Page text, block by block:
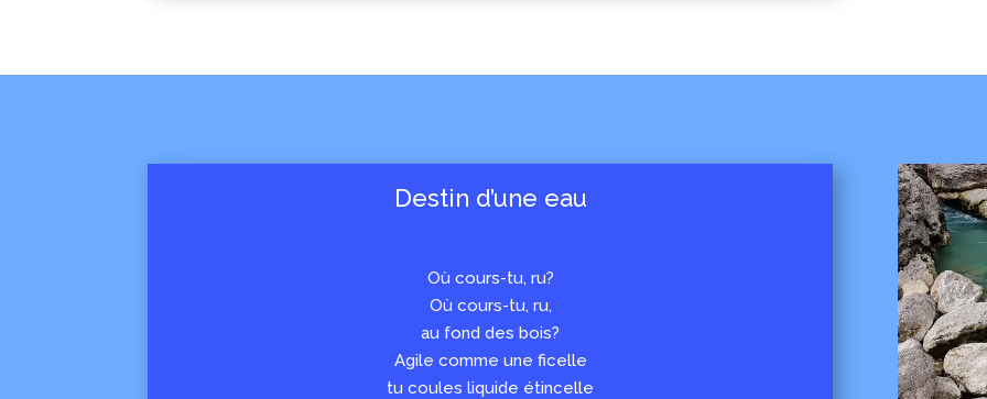
Destin d’une eau
Où cours-tu, ru?
Où cours-tu, ru,
au fond des bois?
Agile comme une ficelle
tu coules liquide étincelle